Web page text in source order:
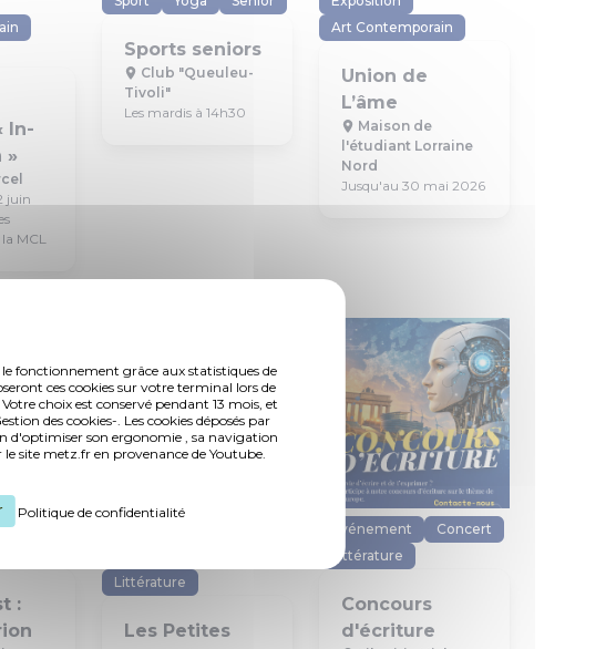
fonctionnement grâce aux statistiques de
ces cookies sur votre terminal lors de
choix est conservé pendant 13 mois, et
des cookies-. Les cookies déposés par
d'optimiser son ergonomie , sa navigation
site metz.fr en provenance de Youtube.
Politique de confidentialité
In-
»
juin
MCL
Sports seniors
Club "Queuleu-
Tivoli"
Les mardis à 14h30
Art Contemporain
Union de
L’âme
Maison de
l'étudiant Lorraine
Nord
Jusqu'au 30 mai 2026
:
Littérature
Les Petites
Événement
Concert
Littérature
Concours
d'écriture